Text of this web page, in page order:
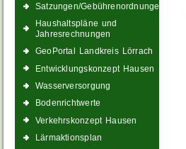
Satzungen/Gebührenordnungen
Haushaltspläne und
Jahresrechnungen
GeoPortal Landkreis Lörrach
Entwicklungskonzept Hausen
Wasserversorgung
Bodenrichtwerte
Verkehrskonzept Hausen
Lärmaktionsplan